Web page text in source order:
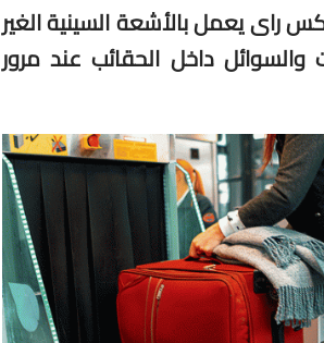
راى يعمل بالأشعة السينية الغير
داخل الحقائب عند مرور